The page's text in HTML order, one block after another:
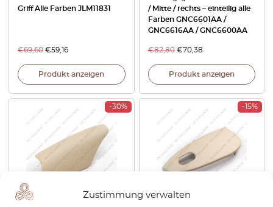
Zustimmung verwalten
Griff Alle Farben JLM11831
€69,60 €59,16
Produkt anzeigen
/ Mitte / rechts – einteilig alle
Farben GNC6601AA /
GNC6616AA / GNC6600AA
€82,80 €70,38
Produkt anzeigen
-30% -15%